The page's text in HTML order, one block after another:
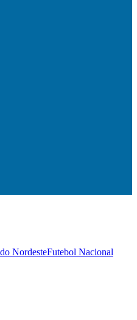
NordesteFutebol Nacional